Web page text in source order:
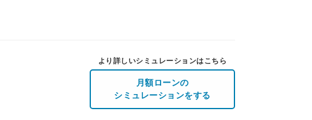
より詳しいシミュレーションはこちら
月額ローンの
シミュレーションをする